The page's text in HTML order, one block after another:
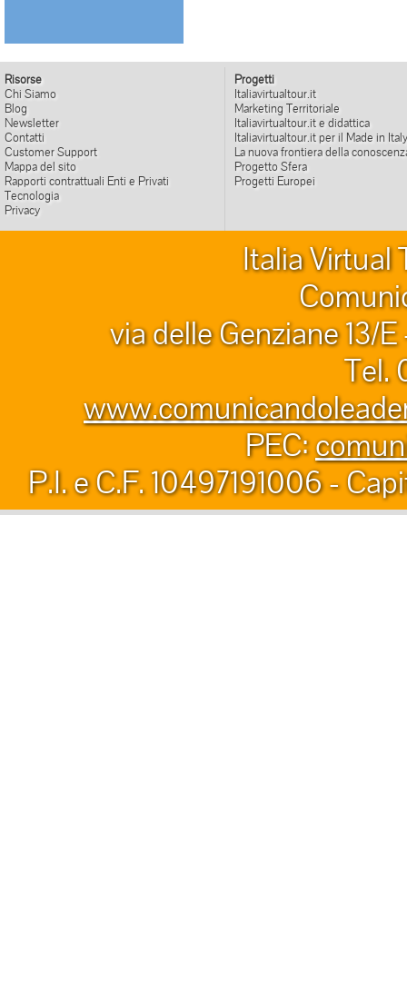
Risorse
Chi Siamo
Blog
Newsletter
Contatti
Customer Support
Mappa del sito
Rapporti contrattuali Enti e Privati
Tecnologia
Privacy
Progetti
Italiavirtualtour.it
Marketing Territoriale
Italiavirtualtour.it e didattica
Italiavirtualtour.it per il Made in Italy
La nuova frontiera della
Progetto Sfera
Progetti Europei
Italia Virtual
via delle Genziane 13/
Tel.
PEC:
P.I. e C.F. 10497191006 -